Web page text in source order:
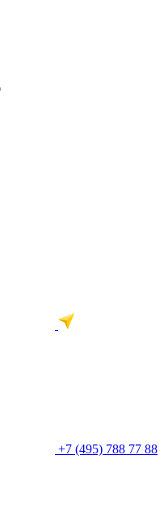
+7 (495) 788 77 88